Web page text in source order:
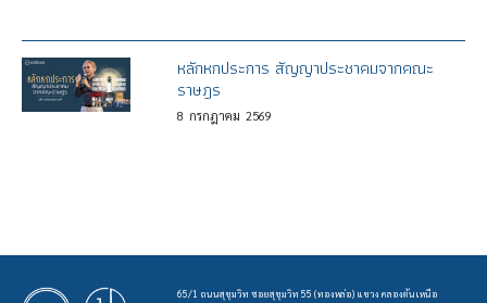
หลักหกประการ สัญญาประชาคมจากคณะ
ราษฎร
8 กรกฎาคม 2569
65/1 ถนนสุขุมวิท ซอยสุขุมวิท 55 (ทองหล่อ) แขวง คลองตันเหนือ